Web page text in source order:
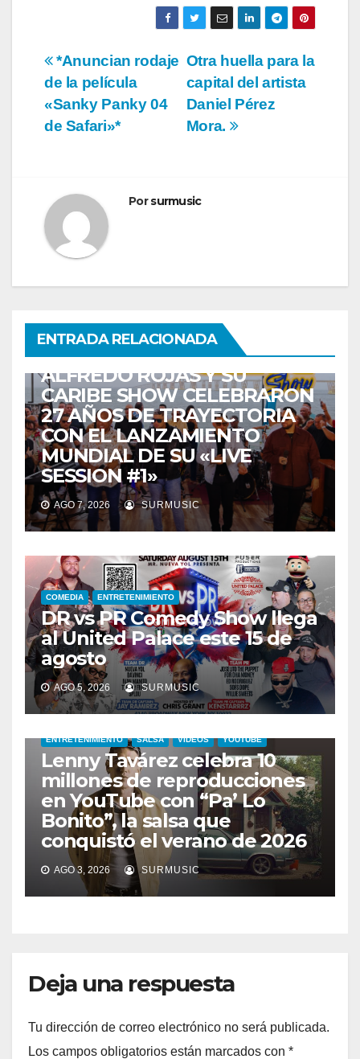
Navegación
de
entradas
Otra huella para la
capital del artista
Daniel Pérez
Mora.
*Anuncian rodaje
de la película
«Sanky Panky 04
de Safari»*
Porsurmusic
ENTRADA RELACIONADA
ALFREDO ROJAS Y SU
CARIBE SHOW CELEBRARON
27 AÑOS DE TRAYECTORIA
CON EL LANZAMIENTO
MUNDIAL DE SU «LIVE
SESSION #1»
AGO 7, 2026 SURMUSIC
COMEDIA ENTRETENIMIENTO
DR vs PR Comedy Show llega
al United Palace este 15 de
agosto
AGO 5, 2026 SURMUSIC
ENTRETENIMIENTO SALSA VIDEOS YOUTUBE
Lenny Tavárez celebra 10
millones de reproducciones
en YouTube con “Pa’ Lo
Bonito”, la salsa que
conquistó el verano de 2026
AGO 3, 2026 SURMUSIC
Deja una respuesta
Tu dirección de correo electrónico no será publicada.
Los campos obligatorios están marcados con *